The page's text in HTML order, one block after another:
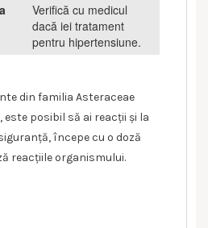
Verifică cu medicul
dacă iei tratament
pentru hipertensiune.
din familia Asteraceae
este posibil să ai reacții și la
începe cu o doză
reacțiile organismului.